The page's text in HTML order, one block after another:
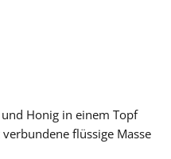
Honig in einem Topf
flüssige Masse